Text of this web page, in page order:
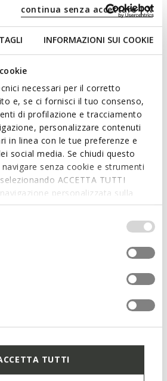
INFORMAZIONI SUI COOKIE
necessari per il corretto
e, se ci fornisci il tuo consenso,
di profilazione e tracciamento
personalizzare contenuti
in linea con le tue preferenze e
social media. Se chiudi questo
senza cookie e strumenti
ACCETTA TUTTI
personalizzata sulla
interessi. Selezionando
anche scegliere quali cookies ed
autorizzare. Per maggiori
in qualsiasi momento le
la nostra
TUTTI
continua senza accettare | X
FIND IN STORE
to be slipped on quickly and
hands and meant for anyone
solution. This version in supple
cushioning and an
of lightness as you walk. Spherica
lift casual looks with sporty verve
comfort to day-to-day activities.
effect based on the Zero Shock
and easy to slip on without using
to adjust the fit; Removable insole